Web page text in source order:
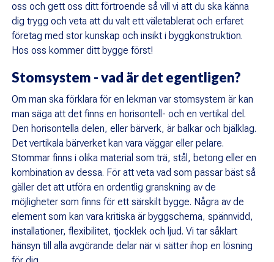
oss och gett oss ditt förtroende så vill vi att du ska känna
dig trygg och veta att du valt ett väletablerat och erfaret
företag med stor kunskap och insikt i byggkonstruktion.
Hos oss kommer ditt bygge först!
Stomsystem - vad är det egentligen?
Om man ska förklara för en lekman var stomsystem är kan
man säga att det finns en horisontell- och en vertikal del.
Den horisontella delen, eller bärverk, är balkar och bjälklag.
Det vertikala bärverket kan vara väggar eller pelare.
Stommar finns i olika material som trä, stål, betong eller en
kombination av dessa. För att veta vad som passar bäst så
gäller det att utföra en ordentlig granskning av de
möjligheter som finns för ett särskilt bygge. Några av de
element som kan vara kritiska är byggschema, spännvidd,
installationer, flexibilitet, tjocklek och ljud. Vi tar såklart
hänsyn till alla avgörande delar när vi sätter ihop en lösning